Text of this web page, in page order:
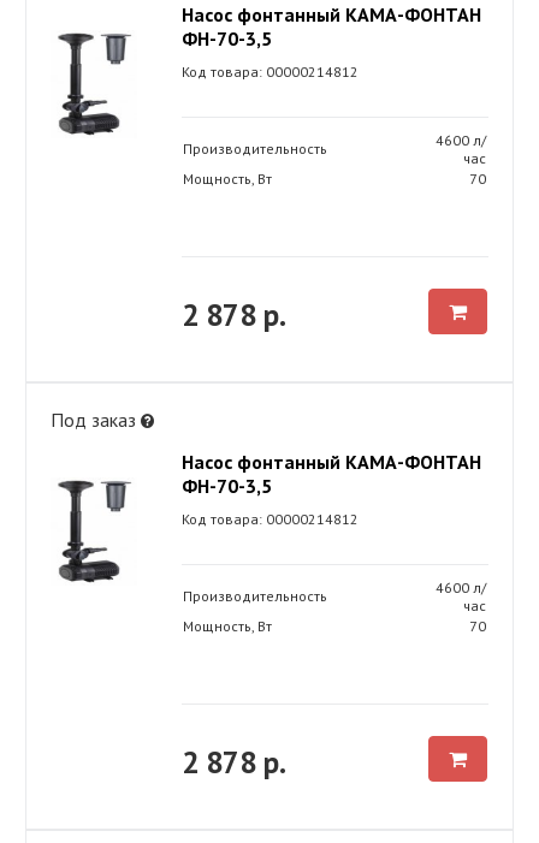
Насос фонтанный КАМА-ФОНТАН
ФН-70-3,5
Код товара: 00000214812
Производительность
4600 л/
час
Мощность, Вт
70
2 878 р.
Под заказ
Насос фонтанный КАМА-ФОНТАН
ФН-70-3,5
Код товара: 00000214812
Производительность
4600 л/
час
Мощность, Вт
70
2 878 р.